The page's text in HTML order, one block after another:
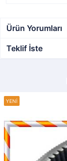
Ürün Yorumları
Teklif İste